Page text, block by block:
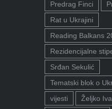
Predrag Finci
Rat u Ukrajini
Reading Balkans
Rezidencijalne
Srđan Sekulić
Tematski blok o
vijesti
Željko